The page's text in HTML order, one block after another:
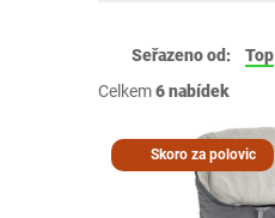
Seřazeno od: Top
Celkem6 nabídek
Skoro za polovic